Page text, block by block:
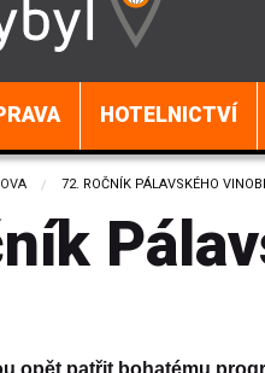
HOTELNICTVÍ
CURRENT:
72. ROČNÍK PÁLAVSKÉHO
opět patřit bohatému